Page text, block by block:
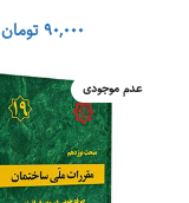
۹۰,۰۰۰تومان
عدم موجودی